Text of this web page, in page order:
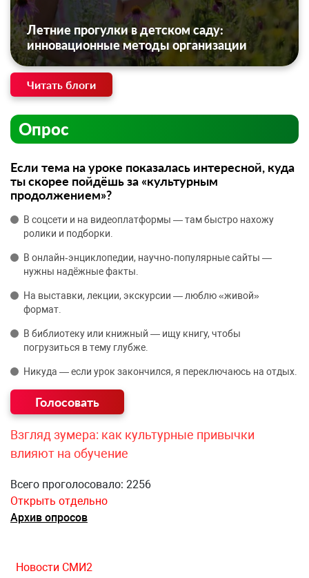
Летние прогулки в детском саду:
инновационные методы организации
Читать блоги
Опрос
Если тема на уроке показалась интересной, куда
ты скорее пойдёшь за «культурным
продолжением»?
В соцсети и на видеоплатформы — там быстро нахожу
ролики и подборки.
В онлайн‑энциклопедии, научно‑популярные сайты —
нужны надёжные факты.
На выставки, лекции, экскурсии — люблю «живой»
формат.
В библиотеку или книжный — ищу книгу, чтобы
погрузиться в тему глубже.
Никуда — если урок закончился, я переключаюсь на отдых.
Взгляд зумера: как культурные привычки
влияют на обучение
Всего проголосовало: 2256
Открыть отдельно
Архив опросов
Новости СМИ2